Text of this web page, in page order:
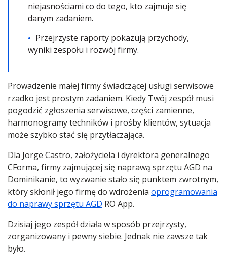
niejasnościami co do tego, kto zajmuje się
danym zadaniem.
Przejrzyste raporty pokazują przychody,
wyniki zespołu i rozwój firmy.
Prowadzenie małej firmy świadczącej usługi serwisowe
rzadko jest prostym zadaniem. Kiedy Twój zespół musi
pogodzić zgłoszenia serwisowe, części zamienne,
harmonogramy techników i prośby klientów, sytuacja
może szybko stać się przytłaczająca.
Dla Jorge Castro, założyciela i dyrektora generalnego
CForma, firmy zajmującej się naprawą sprzętu AGD na
Dominikanie, to wyzwanie stało się punktem zwrotnym,
który skłonił jego firmę do wdrożenia oprogramowania
do naprawy sprzętu AGD RO App.
Dzisiaj jego zespół działa w sposób przejrzysty,
zorganizowany i pewny siebie. Jednak nie zawsze tak
było.